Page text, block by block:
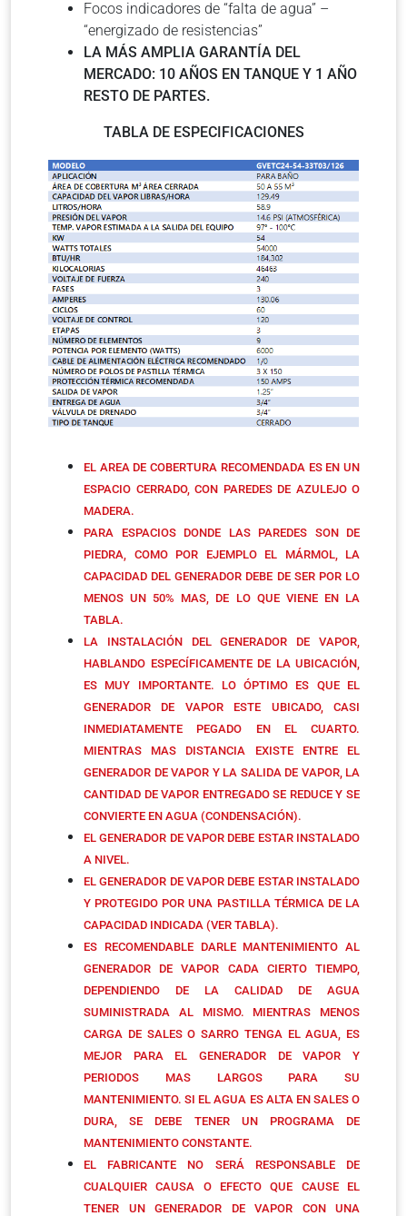
Focos indicadores de “falta de agua” –
“energizado de resistencias”
LA MÁS AMPLIA GARANTÍA DEL
MERCADO: 10 AÑOS EN TANQUE Y 1 AÑO
RESTO DE PARTES.
TABLA DE ESPECIFICACIONES
EL AREA DE COBERTURA RECOMENDADA ES EN UN
ESPACIO CERRADO, CON PAREDES DE AZULEJO O
MADERA.
PARA ESPACIOS DONDE LAS PAREDES SON DE
PIEDRA, COMO POR EJEMPLO EL MÁRMOL, LA
CAPACIDAD DEL GENERADOR DEBE DE SER POR LO
MENOS UN 50% MAS, DE LO QUE VIENE EN LA
TABLA.
LA INSTALACIÓN DEL GENERADOR DE VAPOR,
HABLANDO ESPECÍFICAMENTE DE LA UBICACIÓN,
ES MUY IMPORTANTE. LO ÓPTIMO ES QUE EL
GENERADOR DE VAPOR ESTE UBICADO, CASI
INMEDIATAMENTE PEGADO EN EL CUARTO.
MIENTRAS MAS DISTANCIA EXISTE ENTRE EL
GENERADOR DE VAPOR Y LA SALIDA DE VAPOR, LA
CANTIDAD DE VAPOR ENTREGADO SE REDUCE Y SE
CONVIERTE EN AGUA (CONDENSACIÓN).
EL GENERADOR DE VAPOR DEBE ESTAR INSTALADO
A NIVEL.
EL GENERADOR DE VAPOR DEBE ESTAR INSTALADO
Y PROTEGIDO POR UNA PASTILLA TÉRMICA DE LA
CAPACIDAD INDICADA (VER TABLA).
ES RECOMENDABLE DARLE MANTENIMIENTO AL
GENERADOR DE VAPOR CADA CIERTO TIEMPO,
DEPENDIENDO DE LA CALIDAD DE AGUA
SUMINISTRADA AL MISMO. MIENTRAS MENOS
CARGA DE SALES O SARRO TENGA EL AGUA, ES
MEJOR PARA EL GENERADOR DE VAPOR Y
PERIODOS MAS LARGOS PARA SU
MANTENIMIENTO. SI EL AGUA ES ALTA EN SALES O
DURA, SE DEBE TENER UN PROGRAMA DE
MANTENIMIENTO CONSTANTE.
EL FABRICANTE NO SERÁ RESPONSABLE DE
CUALQUIER CAUSA O EFECTO QUE CAUSE EL
TENER UN GENERADOR DE VAPOR CON UNA